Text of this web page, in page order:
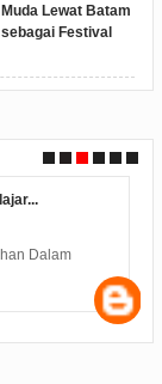
Lewat Batam
Festival
Dalam